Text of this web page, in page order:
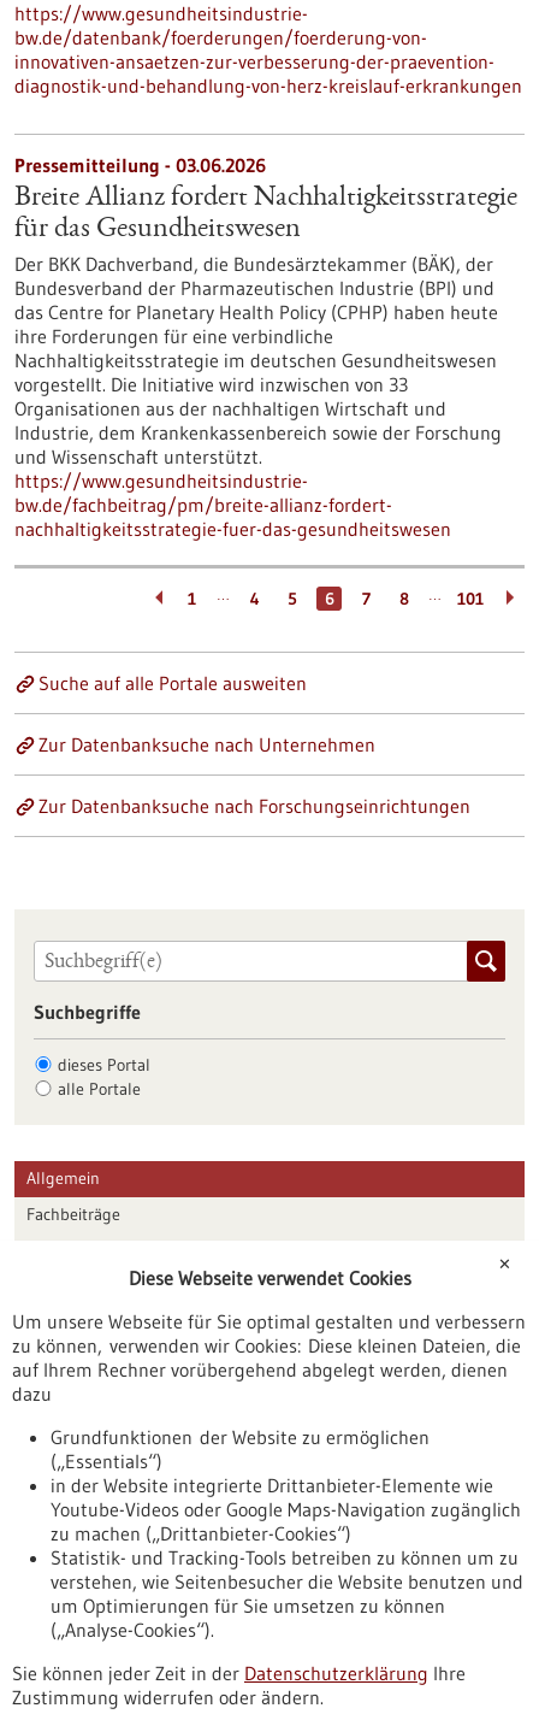
https://www.gesundheitsindustrie-
bw.de/datenbank/foerderungen/foerderung-von-
innovativen-ansaetzen-zur-verbesserung-der-praevention-
diagnostik-und-behandlung-von-herz-kreislauf-erkrankungen
Pressemitteilung - 03.06.2026
Breite Allianz fordert Nachhaltigkeitsstrategie
für das Gesundheitswesen
Der BKK Dachverband, die Bundesärztekammer (BÄK), der
Bundesverband der Pharmazeutischen Industrie (BPI) und
das Centre for Planetary Health Policy (CPHP) haben heute
ihre Forderungen für eine verbindliche
Nachhaltigkeitsstrategie im deutschen Gesundheitswesen
vorgestellt. Die Initiative wird inzwischen von 33
Organisationen aus der nachhaltigen Wirtschaft und
Industrie, dem Krankenkassenbereich sowie der Forschung
und Wissenschaft unterstützt.
https://www.gesundheitsindustrie-
bw.de/fachbeitrag/pm/breite-allianz-fordert-
nachhaltigkeitsstrategie-fuer-das-gesundheitswesen
1 … 4 5 6 7 8 … 101
Suche auf alle Portale ausweiten
Zur Datenbanksuche nach Unternehmen
Zur Datenbanksuche nach Forschungseinrichtungen
Suchbegriffe
dieses Portal
alle Portale
Allgemein
Fachbeiträge
Veranstaltungen
Erscheinungsdatum
Nach oben
Informiert bleiben
✕
Diese Webseite verwendet Cookies
Um unsere Webseite für Sie optimal gestalten und verbessern
zu können, verwenden wir Cookies: Diese kleinen Dateien, die
auf Ihrem Rechner vorübergehend abgelegt werden, dienen
dazu
Grundfunktionen der Website zu ermöglichen
(„Essentials“)
in der Website integrierte Drittanbieter-Elemente wie
Youtube-Videos oder Google Maps-Navigation zugänglich
zu machen („Drittanbieter-Cookies“)
Statistik- und Tracking-Tools betreiben zu können um zu
verstehen, wie Seitenbesucher die Website benutzen und
um Optimierungen für Sie umsetzen zu können
(„Analyse-Cookies“).
Sie können jeder Zeit in der Datenschutzerklärung Ihre
Zustimmung widerrufen oder ändern.